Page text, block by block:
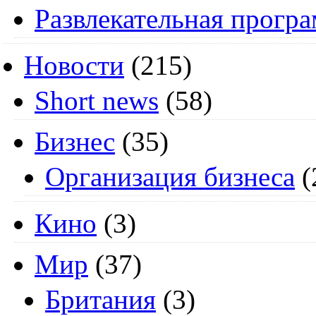
Развлекательная
Новости (215)
Short news (58)
Бизнес (35)
Организация бизнеса
Кино (3)
Мир (37)
Британия (3)